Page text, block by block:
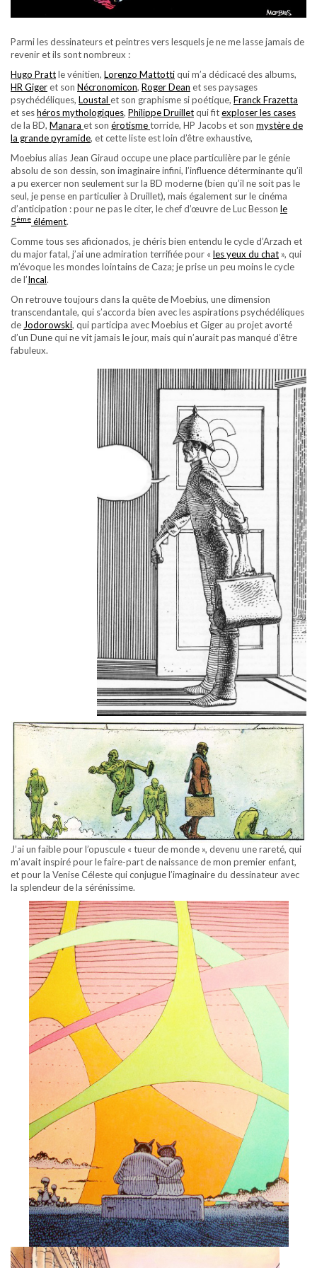
Parmi les dessinateurs et peintres vers lesquels je ne me lasse jamais de
revenir et ils sont nombreux :
Hugo Prattle vénitien, Lorenzo Mattottiqui m’a dédicacé des albums,
HR Gigeret son Nécronomicon, Roger Dean et ses paysages
psychédéliques, Loustal et son graphisme si poétique, Franck Frazetta
et seshéros mythologiques, Philippe Druilletqui fitexploser les cases
de la BD, Manara et son érotismetorride, HP Jacobs et son mystère de
la grande pyramide, et cette liste est loin d’être exhaustive,
Moebius alias Jean Giraud occupe une place particulière par le génie
absolu de son dessin, son imaginaire infini, l’influence déterminante qu’il
a pu exercer non seulement sur la BD moderne (bien qu’il ne soit pas le
seul, je pense en particulier à Druillet), mais également sur le cinéma
d’anticipation : pour ne pas le citer, le chef d’œuvre de Luc Besson le
5ème élément.
Comme tous ses aficionados, je chéris bien entendu le cycle d’Arzach et
du major fatal, j’ai une admiration terrifiée pour « les yeux du chat », qui
m’évoque les mondes lointains de Caza; je prise un peu moins le cycle
de l’Incal.
On retrouve toujours dans la quête de Moebius, une dimension
transcendantale, qui s’accorda bien avec les aspirations psychédéliques
de Jodorowski, qui participa avec Moebius et Giger au projet avorté
d’un Dune qui ne vit jamais le jour, mais qui n’aurait pas manqué d’être
fabuleux.
J’ai un faible pour l’opuscule « tueur de monde », devenu une rareté, qui
m’avait inspiré pour le faire-part de naissance de mon premier enfant,
et pour la Venise Céleste qui conjugue l’imaginaire du dessinateur avec
la splendeur de la sérénissime.